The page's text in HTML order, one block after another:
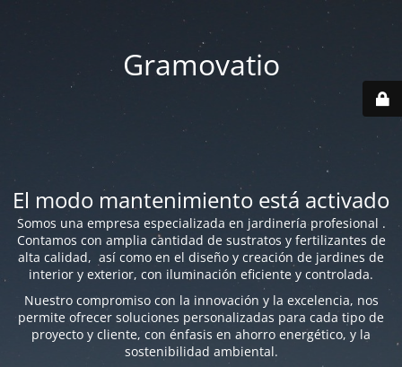
Gramovatio
El modo mantenimiento está activado
Somos una empresa especializada en jardinería profesional .
Contamos con amplia cantidad de sustratos y fertilizantes de
alta calidad, así como en el diseño y creación de jardines de
interior y exterior, con iluminación eficiente y controlada.
Nuestro compromiso con la innovación y la excelencia, nos
permite ofrecer soluciones personalizadas para cada tipo de
proyecto y cliente, con énfasis en ahorro energético, y la
sostenibilidad ambiental.